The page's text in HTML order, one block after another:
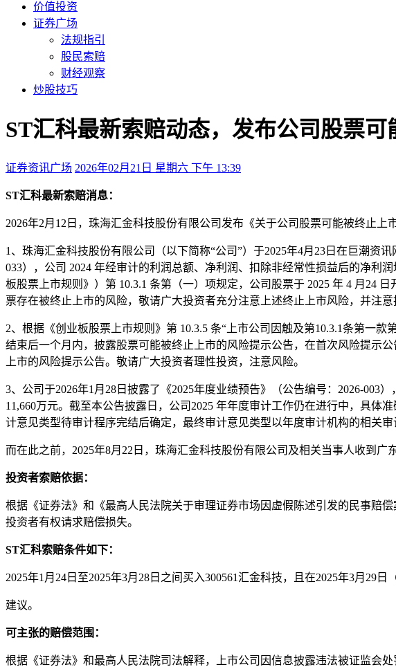
价值投资
证券广场
法规指引
股民索赔
财经观察
炒股技巧
ST汇科最新索赔动态，发布公司股票
证券资讯广场 2026年02月21日 星期六 下午 13:39
ST汇科最新索赔消息：
2026年2月12日，珠海汇金科技股份有限公司发布《关于公司股票可能被终止上
1、珠海汇金科技股份有限公司（以下简称“公司”）于2025年4月23日在巨潮资
033），公司 2024 年经审计的利润总额、净利润、扣除非经常性损益后的净利
板股票上市规则》）第 10.3.1 条第（一）项规定，公司股票于 2025 年 4 月24
票存在被终止上市的风险，敬请广大投资者充分注意上述终止上市风险，并注意
2、根据《创业板股票上市规则》第 10.3.5 条“上市公司因触及第10.3.1条第一
结束后一个月内，披露股票可能被终止上市的风险提示公告，在首次风险提示
上市的风险提示公告。敬请广大投资者理性投资，注意风险。
3、公司于2026年1月28日披露了《2025年度业绩预告》（公告编号：2026-
11,660万元。截至本公告披露日，公司2025 年年度审计工作仍在进行中，具
计意见类型待审计程序完结后确定，最终审计意见类型以年度审计机构的相关审
而在此之前，2025年8月22日，珠海汇金科技股份有限公司及相关当事人收到广
投资者索赔依据：
根据《证券法》和《最高人民法院关于审理证券市场因虚假陈述引发的民事赔
投资者有权请求赔偿损失。
ST汇科索赔条件如下：
2025年1月24日至2025年3月28日之间买入300561汇金科技，且在2025年3月29日
建议。
可主张的赔偿范围：
根据《证券法》和最高人民法院司法解释，上市公司因信息披露违法被证监会